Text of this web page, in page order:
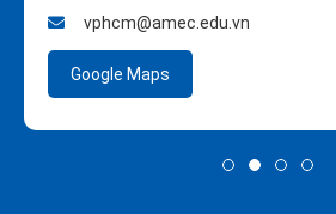
vphcm@amec.edu.vn
Google Maps